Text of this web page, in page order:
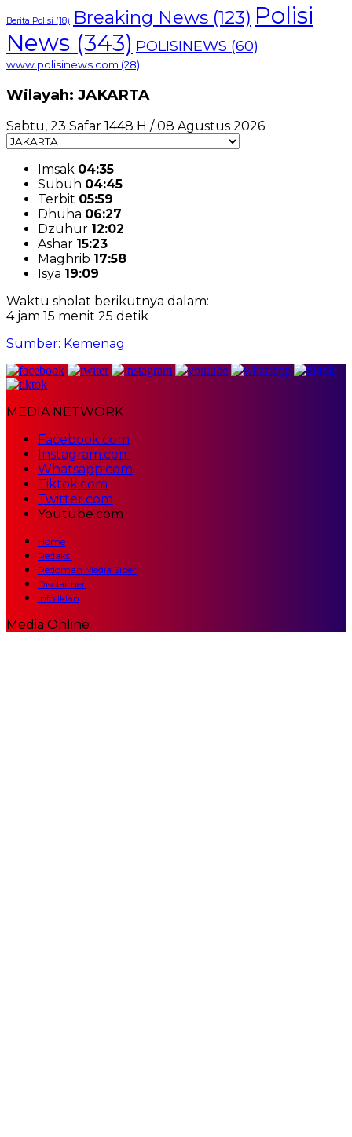
Berita Polisi (18) Breaking News (123) Polisi
News (343) POLISINEWS (60)
www.polisinews.com (28)
Wilayah: JAKARTA
Sabtu, 23 Safar 1448 H / 08 Agustus 2026
Imsak 04:35
Subuh 04:45
Terbit 05:59
Dhuha 06:27
Dzuhur 12:02
Ashar 15:23
Maghrib 17:58
Isya 19:09
Waktu sholat berikutnya dalam:
4 jam 15 menit 24 detik
Sumber: Kemenag
MEDIA NETWORK
Facebook.com
Instagram.com
Whatsapp.com
Tiktok.com
Twitter.com
Youtube.com
Home
Redaksi
Pedoman Media Siber
Disclaimer
Info Iklan
Media Online